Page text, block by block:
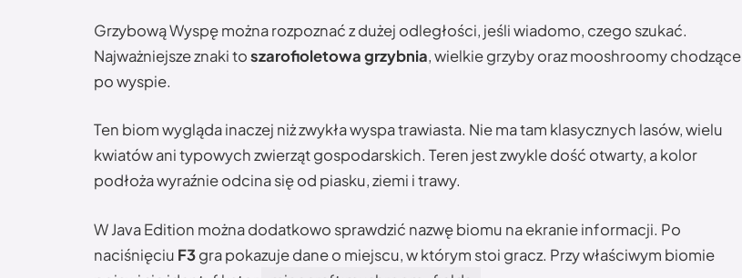
Grzybową Wyspę można rozpoznać z dużej odległości, jeśli wiadomo, czego szukać.
Najważniejsze znaki toszarofioletowa grzybnia, wielkie grzyby oraz mooshroomy chodzące
po wyspie.
Ten biom wygląda inaczej niż zwykła wyspa trawiasta. Nie ma tam klasycznych lasów, wielu
kwiatów ani typowych zwierząt gospodarskich. Teren jest zwykle dość otwarty, a kolor
podłoża wyraźnie odcina się od piasku, ziemi i trawy.
W Java Edition można dodatkowo sprawdzić nazwę biomu na ekranie informacji. Po
naciśnięciu F3gra pokazuje dane o miejscu, w którym stoi gracz. Przy właściwym biomie